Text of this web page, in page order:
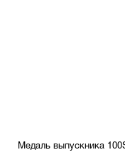
Медаль выпускника